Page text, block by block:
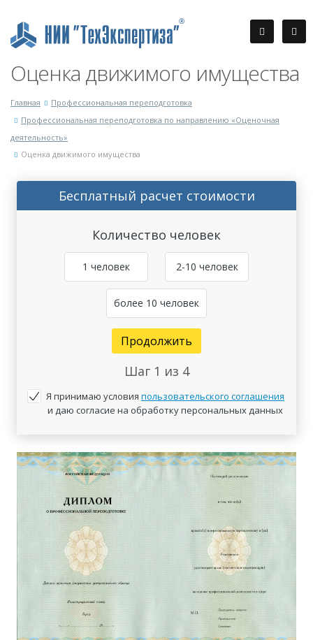
Оценка движимого имущества
Главная
Профессиональная переподготовка
Профессиональная переподготовка по направлению «Оценочная
деятельность»
Оценка движимого имущества
Бесплатный расчет стоимости
Количество человек
1 человек 2-10 человек
более 10 человек
Продолжить
Шаг 1 из 4
Я принимаю условия пользовательского соглашения
и даю согласие на обработку персональных данных